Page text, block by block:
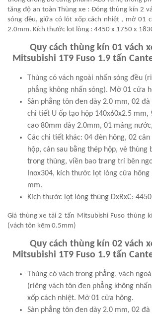
tăng độ an toàn Thùng xe : Đóng thùng kín 2
sóng đều, giữa có lót xốp cách nhiệt , mở 01
2.0mm. Kích thước lọt lòng : 4450 x 1750 x
Quy cách thùng kín 01 vách
Mitsubishi 1T9 Fuso 1.9 tấn
Thùng có vách ngoài nhấn sóng đều
phẳng không nhấn sóng). Mở 01 cửa
Sàn phẳng tôn đen dày 2.0 mm, 02
chi tiết U ốp tạo hộp 140x60x2.5 mm,
cao 80mm dày 2.0mm, 01 máng
Các chi tiết khác: 04 đèn hông, 02
hộp, cản sau bằng thép hộp, vè thùng
trong thùng, viền bao trang trí bên
Inox304, kích thước lọt lòng cửa hông
mm.
Kích thước lọt lòng thùng DxRxC:
Giá thùng xe tải 2 tấn Mitsubishi Fuso thùng
(vách tôn kẽm 0.5mm)
Quy cách thùng kín 02 vách
Mitsubishi 1T9 Fuso 1.9 tấn
Thùng có vách trong phẳng, vách
(riêng vách tôn đen phẳng không
xốp cách nhiệt. Mở 01 cửa hông.
Sàn phẳng tôn đen dày 2.0 mm, 02